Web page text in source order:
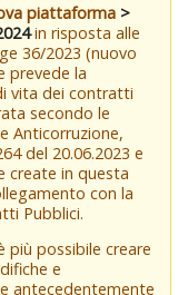
piattaforma >
in risposta alle
36/2023 (nuovo
prevede la
vita dei contratti
secondo le
Anticorruzione,
del 20.06.2023 e
create in questa
con la
Pubblici.
più possibile creare
e
antecedentemente